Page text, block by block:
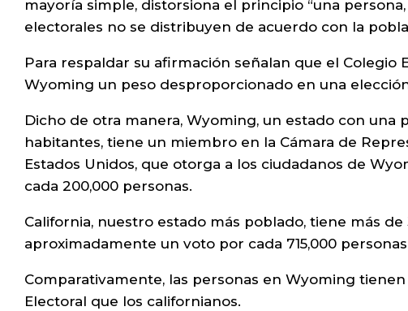
mayoría simple, distorsiona el principio “una
electorales no se distribuyen de acuerdo con la
Para respaldar su afirmación señalan que el
Wyoming un peso desproporcionado en una
Dicho de otra manera, Wyoming, un estado con una
habitantes, tiene un miembro en la Cámara de
Estados Unidos, que otorga a los ciudadanos de
cada 200,000 personas.
California, nuestro estado más poblado, tiene más
aproximadamente un voto por cada 715,000
Comparativamente, las personas en Wyoming
Electoral que los californianos.